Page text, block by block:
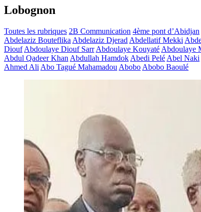
Lobognon
Toutes les rubriques 2B Communication 4ème pont d’Abidjan
Abdelaziz Bouteflika Abdelaziz Djerad Abdellatif Mekki
Diouf Abdoulaye Diouf Sarr Abdoulaye Kouyaté Abdoulaye
Abdul Qadeer Khan Abdullah Hamdok Abedi Pelé Abel Naki
Ahmed Ali Abo Tagué Mahamadou Abobo Abobo Baoulé